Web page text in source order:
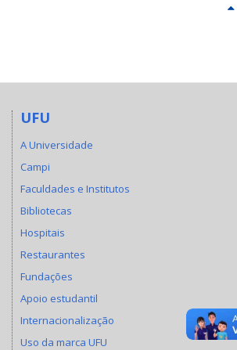
UFU
A Universidade
Campi
Faculdades e Institutos
Bibliotecas
Hospitais
Restaurantes
Fundações
Apoio estudantil
Internacionalização
Uso da marca UFU